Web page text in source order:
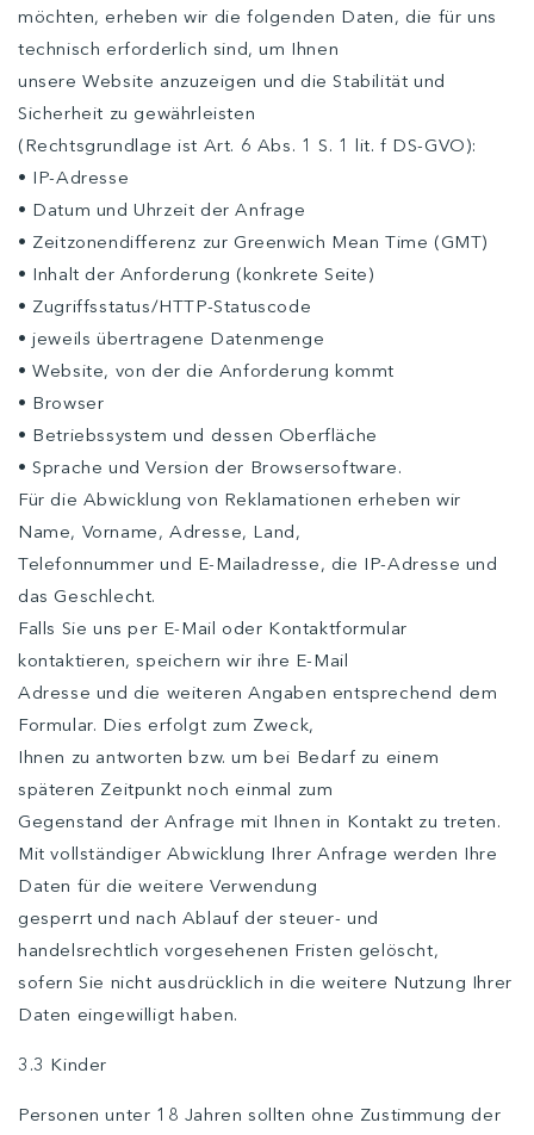
möchten, erheben wir die folgenden Daten, die für uns
technisch erforderlich sind, um Ihnen
unsere Website anzuzeigen und die Stabilität und
Sicherheit zu gewährleisten
(Rechtsgrundlage ist Art. 6 Abs. 1 S. 1 lit. f DS-GVO):
• IP-Adresse
• Datum und Uhrzeit der Anfrage
• Zeitzonendifferenz zur Greenwich Mean Time (GMT)
• Inhalt der Anforderung (konkrete Seite)
• Zugriffsstatus/HTTP-Statuscode
• jeweils übertragene Datenmenge
• Website, von der die Anforderung kommt
• Browser
• Betriebssystem und dessen Oberfläche
• Sprache und Version der Browsersoftware.
Für die Abwicklung von Reklamationen erheben wir
Name, Vorname, Adresse, Land,
Telefonnummer und E-Mailadresse, die IP-Adresse und
das Geschlecht.
Falls Sie uns per E-Mail oder Kontaktformular
kontaktieren, speichern wir ihre E-Mail
Adresse und die weiteren Angaben entsprechend dem
Formular. Dies erfolgt zum Zweck,
Ihnen zu antworten bzw. um bei Bedarf zu einem
späteren Zeitpunkt noch einmal zum
Gegenstand der Anfrage mit Ihnen in Kontakt zu treten.
Mit vollständiger Abwicklung Ihrer Anfrage werden Ihre
Daten für die weitere Verwendung
gesperrt und nach Ablauf der steuer- und
handelsrechtlich vorgesehenen Fristen gelöscht,
sofern Sie nicht ausdrücklich in die weitere Nutzung Ihrer
Daten eingewilligt haben.
3.3 Kinder
Personen unter 18 Jahren sollten ohne Zustimmung der